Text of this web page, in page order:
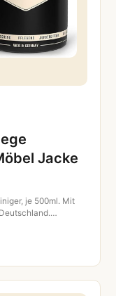
Jacke
je 500ml. Mit